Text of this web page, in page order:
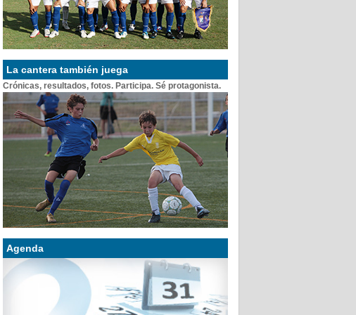
La cantera también juega
Crónicas, resultados, fotos. Participa. Sé protagonista.
Agenda